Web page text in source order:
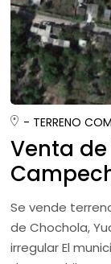
- TERRENO
Venta
Se vende
de Chochola,
irregular El